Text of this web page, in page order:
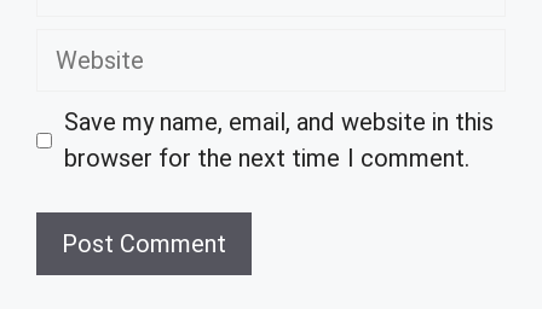
Website
Save my name, email, and website in this
browser for the next time I comment.